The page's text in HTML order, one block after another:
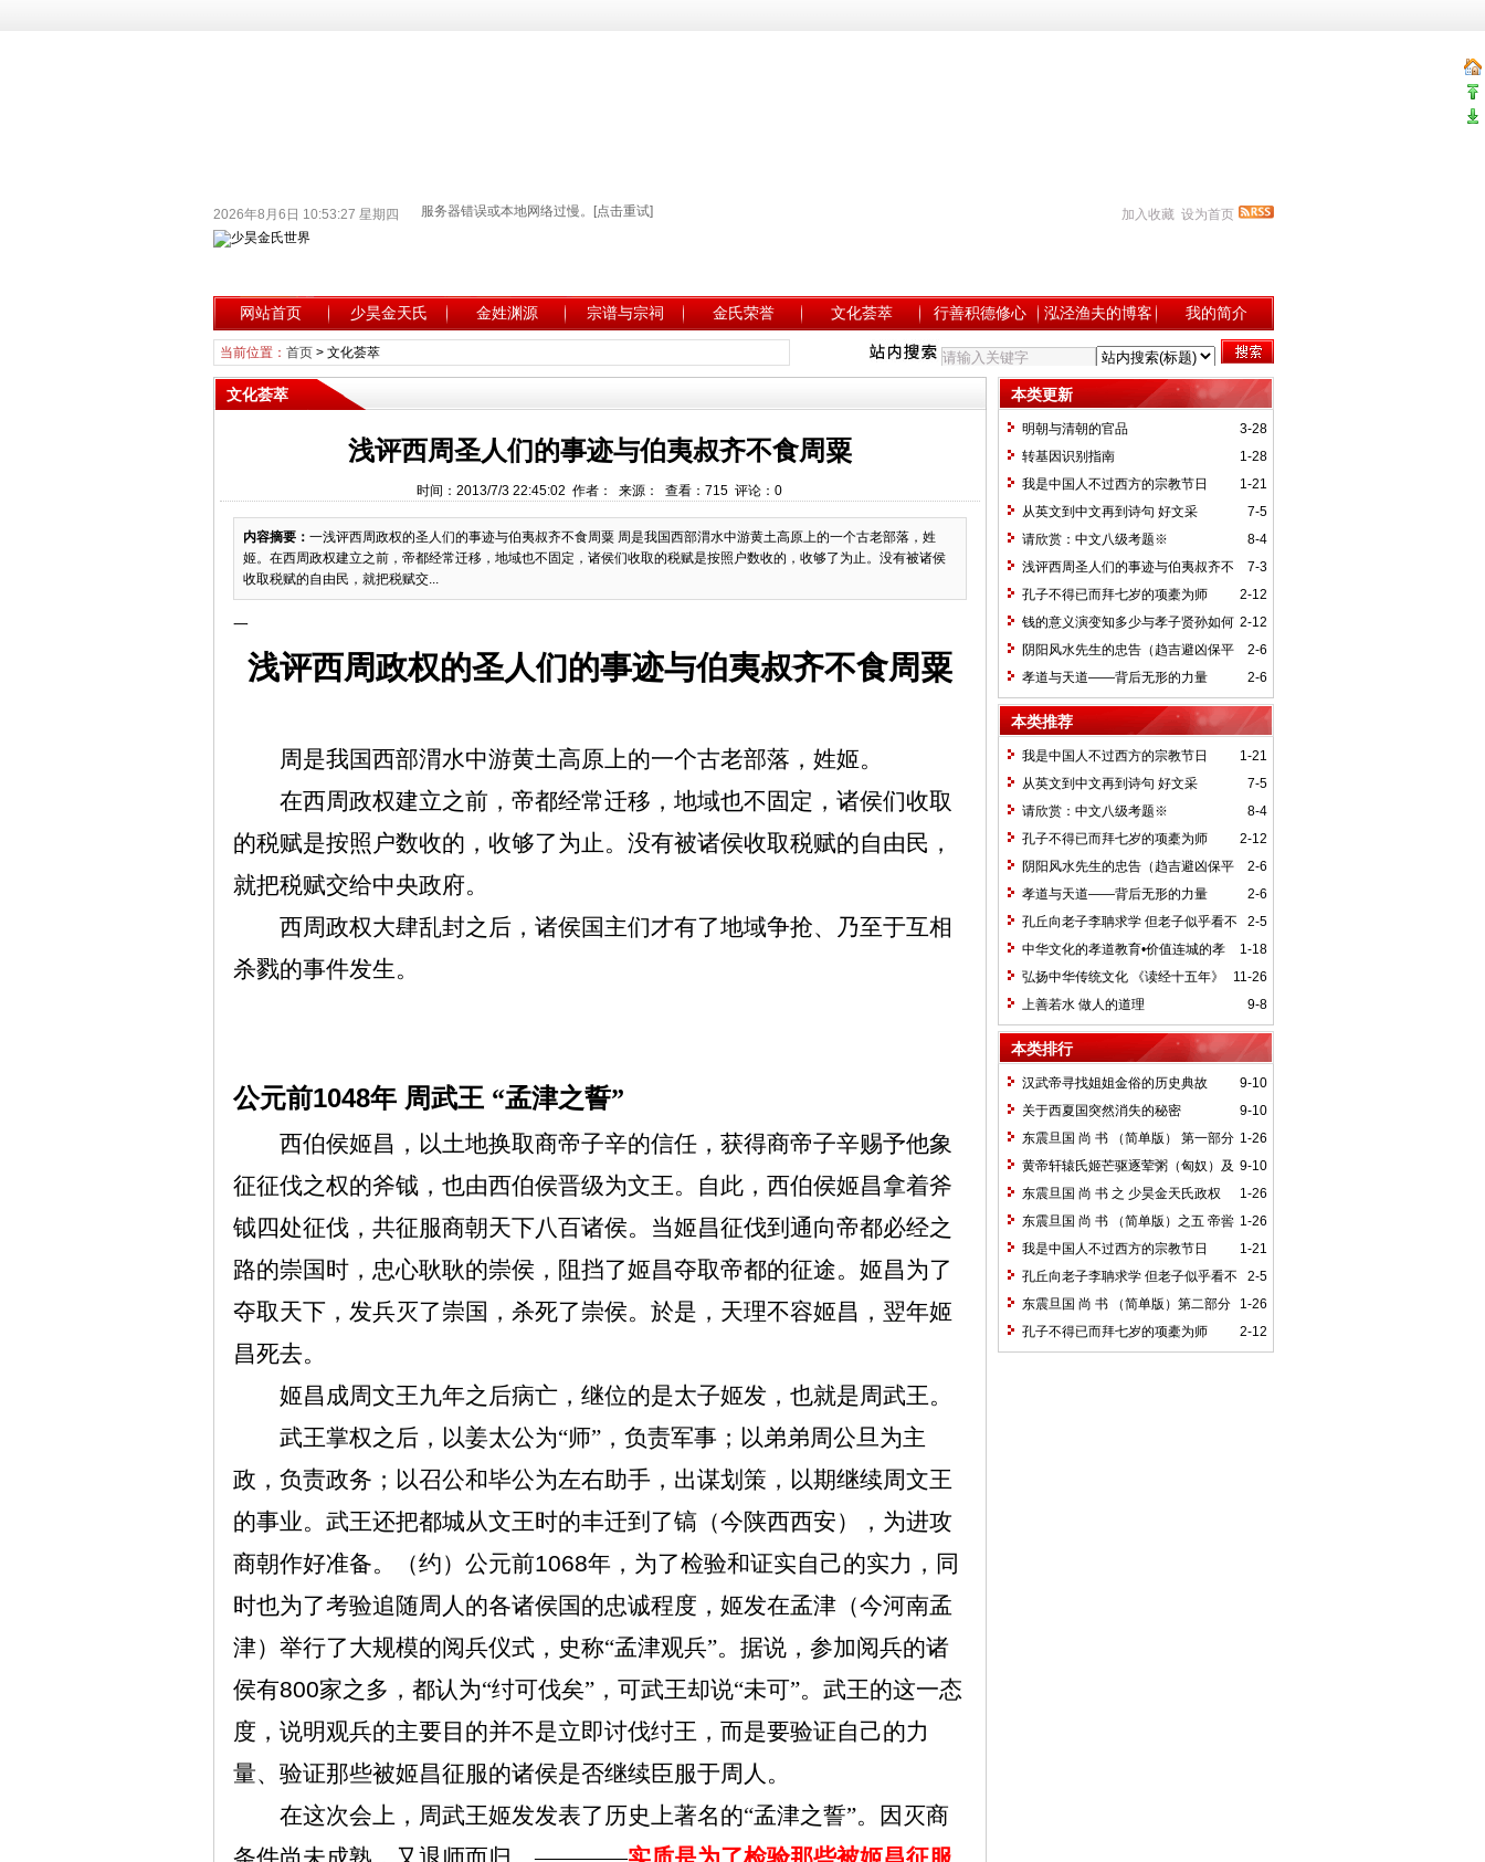
2026年8月6日 10:53:28 星期四 加入收藏 设为首页
网站首页 少昊金天氏 金姓渊源 宗谱与宗祠 金氏荣誉 文化荟萃 行善积德修心 泓泾渔夫的博客 我的简介
当前位置： 首页> 文化荟萃
文化荟萃
浅评西周圣人们的事迹与伯夷叔齐不食周粟
时间：2013/7/3 22:45:02 作者： 来源： 查看：715 评论：0
内容摘要： 一浅评西周政权的圣人们的事迹与伯夷叔齐不食周粟 周是我国西部渭水中游黄土高原上的一个古老部落，姓
姬。在西周政权建立之前，帝都经常迁移，地域也不固定，诸侯们收取的税赋是按照户数收的，收够了为止。没有被诸侯
收取税赋的自由民，就把税赋交...
一
浅评西周政权的圣人们的事迹与伯夷叔齐不食周粟
周是我国西部渭水中游黄土高原上的一个古老部落，姓姬。
在西周政权建立之前，帝都经常迁移，地域也不固定，诸侯们收取
的税赋是按照户数收的，收够了为止。没有被诸侯收取税赋的自由民，
就把税赋交给中央政府。
西周政权大肆乱封之后，诸侯国主们才有了地域争抢、乃至于互相
杀戮的事件发生。
公元前1048年 周武王 “孟津之誓”
西伯侯姬昌，以土地换取商帝子辛的信任，获得商帝子辛赐予他象
征征伐之权的斧钺，也由西伯侯晋级为文王。自此，西伯侯姬昌拿着斧
钺四处征伐，共征服商朝天下八百诸侯。当姬昌征伐到通向帝都必经之
路的崇国时，忠心耿耿的崇侯，阻挡了姬昌夺取帝都的征途。姬昌为了
夺取天下，发兵灭了崇国，杀死了崇侯。於是，天理不容姬昌，翌年姬
昌死去。
姬昌成周文王九年之后病亡，继位的是太子姬发，也就是周武王。
武王掌权之后，以姜太公为“师”，负责军事；以弟弟周公旦为主
政，负责政务；以召公和毕公为左右助手，出谋划策，以期继续周文王
的事业。武王还把都城从文王时的丰迁到了镐（今陕西西安），为进攻
商朝作好准备。（约）公元前1068年，为了检验和证实自己的实力，同
时也为了考验追随周人的各诸侯国的忠诚程度，姬发在孟津（今河南孟
津）举行了大规模的阅兵仪式，史称“孟津观兵”。据说，参加阅兵的诸
侯有800家之多，都认为“纣可伐矣”，可武王却说“未可”。武王的这一态
度，说明观兵的主要目的并不是立即讨伐纣王，而是要验证自己的力
量、验证那些被姬昌征服的诸侯是否继续臣服于周人。
在这次会上，周武王姬发发表了历史上著名的“孟津之誓”。因灭商
本类更新
3-28
明朝与清朝的官品
1-28
转基因识别指南
1-21
我是中国人不过西方的宗教节日
7-5
从英文到中文再到诗句 好文采
8-4
请欣赏：中文八级考题※
7-3
浅评西周圣人们的事迹与伯夷叔齐不
食周粟
2-12
孔子不得已而拜七岁的项橐为师
2-12
钱的意义演变知多少与孝子贤孙如何
做节敬祖先
2-6
阴阳风水先生的忠告（趋吉避凶保平
安）
2-6
孝道与天道——背后无形的力量
本类推荐
1-21
我是中国人不过西方的宗教节日
7-5
从英文到中文再到诗句 好文采
8-4
请欣赏：中文八级考题※
2-12
孔子不得已而拜七岁的项橐为师
2-6
阴阳风水先生的忠告（趋吉避凶保平
安）
2-6
孝道与天道——背后无形的力量
2-5
孔丘向老子李聃求学 但老子似乎看不
起孔子
1-18
中华文化的孝道教育•价值连城的孝
道文化（视频链接）
11-26
弘扬中华传统文化 《读经十五年》
讲义
9-8
上善若水 做人的道理
本类排行
9-10
汉武帝寻找姐姐金俗的历史典故
9-10
关于西夏国突然消失的秘密
1-26
东震旦国 尚 书 （简单版） 第一部分
伏羲女娲氏政权
9-10
黄帝轩辕氏姬芒驱逐荤粥（匈奴）及
日磾与伦之后人的历史典故
1-26
东震旦国 尚 书 之 少昊金天氏政权
颛顼高阳氏政权
1-26
东震旦国 尚 书 （简单版）之五 帝喾
高辛氏 帝挚青阳氏 帝尧陶唐氏 帝舜有虞
氏政权
1-21
我是中国人不过西方的宗教节日
2-5
孔丘向老子李聃求学 但老子似乎看不
起孔子
1-26
东震旦国 尚 书 （简单版）第二部分
炎帝魁隗氏政权与神农氏政权
2-12
孔子不得已而拜七岁的项橐为师